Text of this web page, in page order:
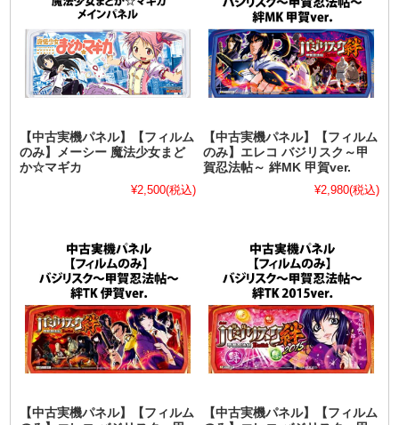
【中古実機パネル】【フィルム
のみ】メーシー 魔法少女まど
か☆マギカ
¥2,500(税込)
【中古実機パネル】【フィルム
のみ】エレコ バジリスク～甲
賀忍法帖～ 絆MK 甲賀ver.
¥2,980(税込)
【中古実機パネル】【フィルム
【中古実機パネル】【フィルム